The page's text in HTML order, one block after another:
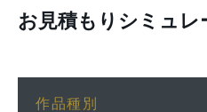
お見積もりシミュレ
作品種別